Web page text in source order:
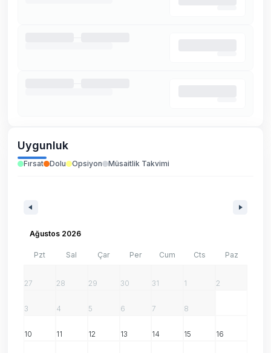
Uygunluk
Fırsat Dolu Opsiyon Müsaitlik Takvimi
Ağustos 2026
Pzt Sal Çar Per Cum Cts Paz
27 28 29 30 31 1 2
3 4 5 6 7 8
10 11 12 13 14 15 16